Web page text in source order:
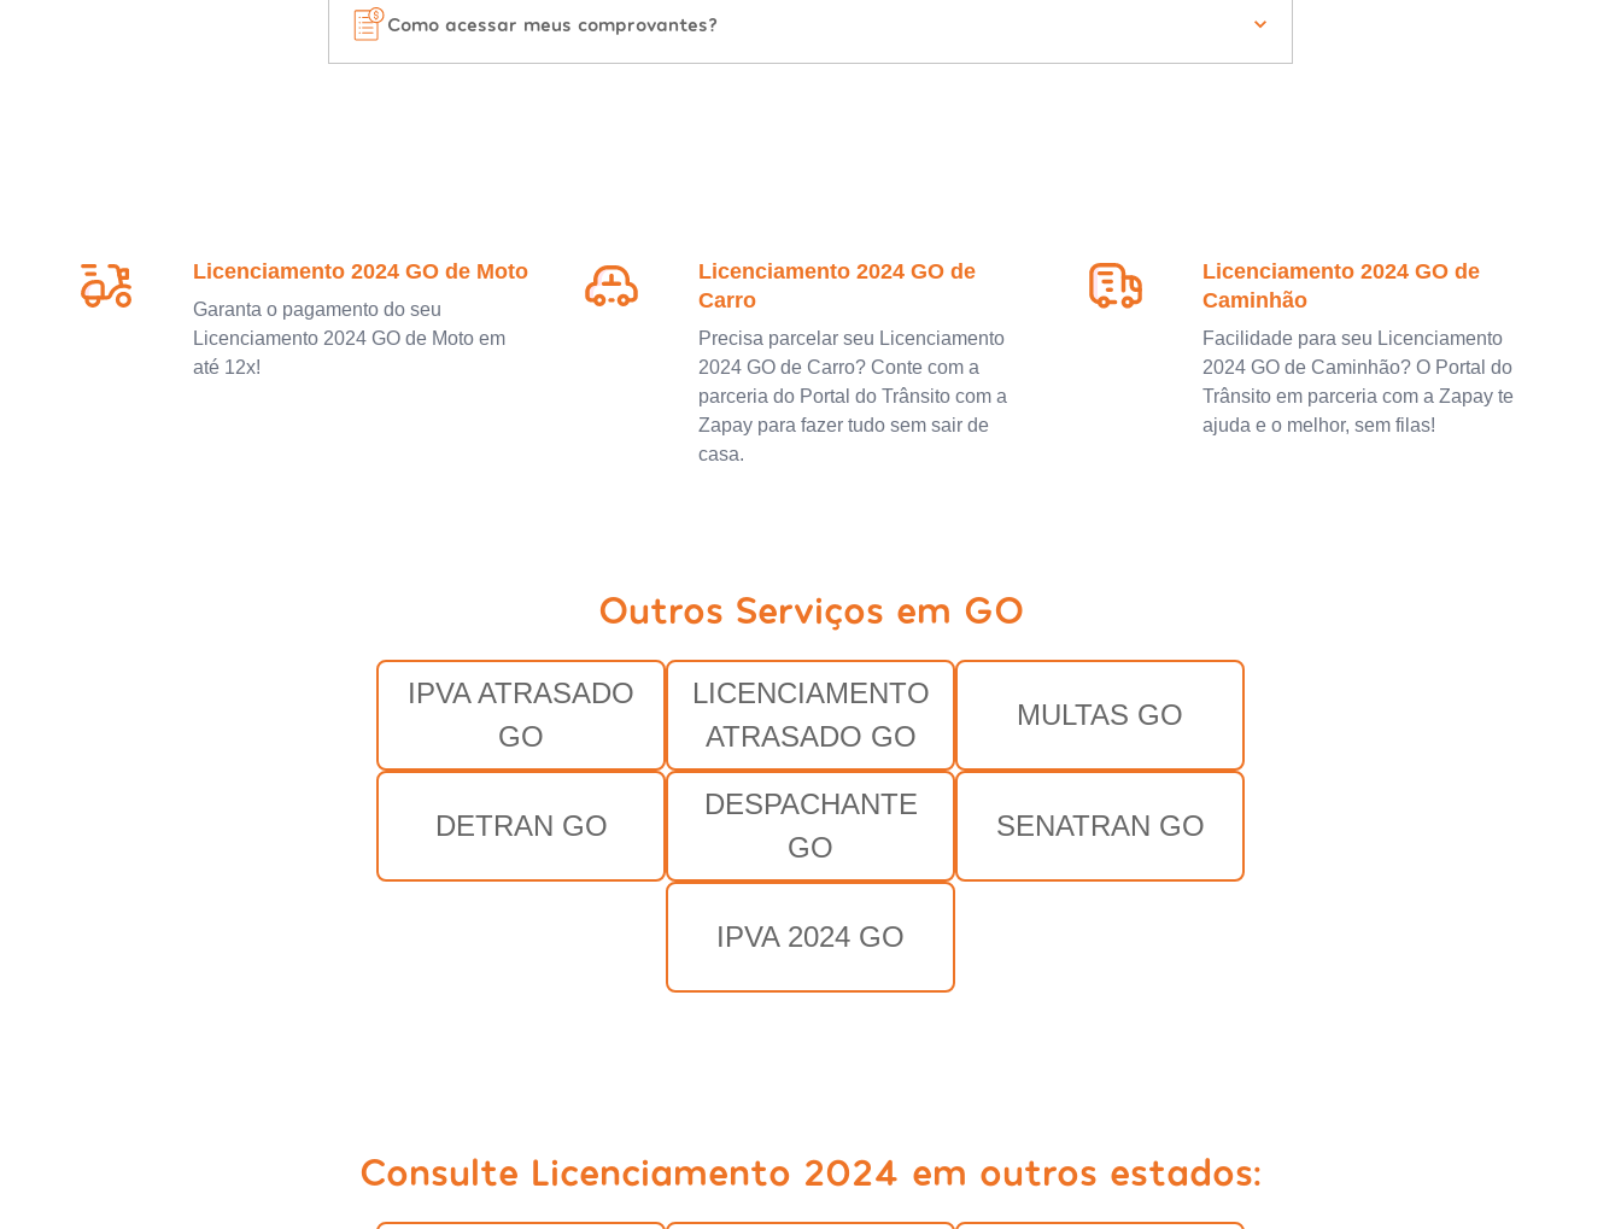
Como acessar meus comprovantes?
Licenciamento 2024 GO de Moto
Garanta o pagamento do seu
Licenciamento 2024 GO de Moto em
até 12x!
Licenciamento 2024 GO de
Carro
Precisa parcelar seu Licenciamento
2024 GO de Carro? Conte com a
parceria do Portal do Trânsito com a
Zapay para fazer tudo sem sair de
casa.
Licenciamento 2024 GO de
Caminhão
Facilidade para seu Licenciamento
2024 GO de Caminhão? O Portal do
Trânsito em parceria com a Zapay te
ajuda e o melhor, sem filas!
Outros Serviços em GO
IPVA ATRASADO
GO
LICENCIAMENTO
ATRASADO GO
MULTAS GO
DETRAN GO
DESPACHANTE
GO
SENATRAN GO
IPVA 2024 GO
Consulte Licenciamento 2024 em outros estados: